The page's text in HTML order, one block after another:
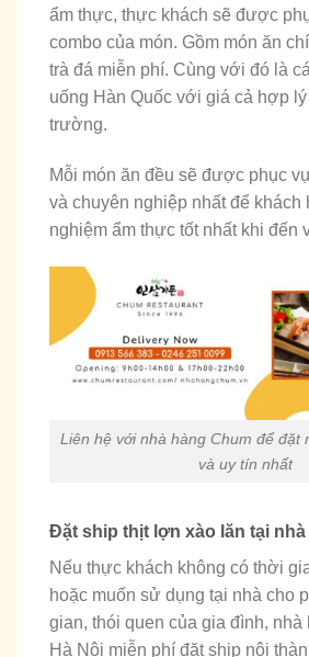
ẩm thực, thực khách sẽ được
combo của món. Gồm món ăn
trà đá miễn phí. Cùng với đó là
uống Hàn Quốc với giá cả hợp lý
trường.
Mỗi món ăn đều sẽ được phục
và chuyên nghiệp nhất để khách
nghiệm ẩm thực tốt nhất khi đến
Liên hệ với nhà hàng Chum để đặt
và uy tín nhất
Đặt ship thịt lợn xào lăn tại
Nếu thực khách không có thời
hoặc muốn sử dụng tại nhà cho
gian, thói quen của gia đình, nhà
Hà Nội miễn phí đặt ship nội